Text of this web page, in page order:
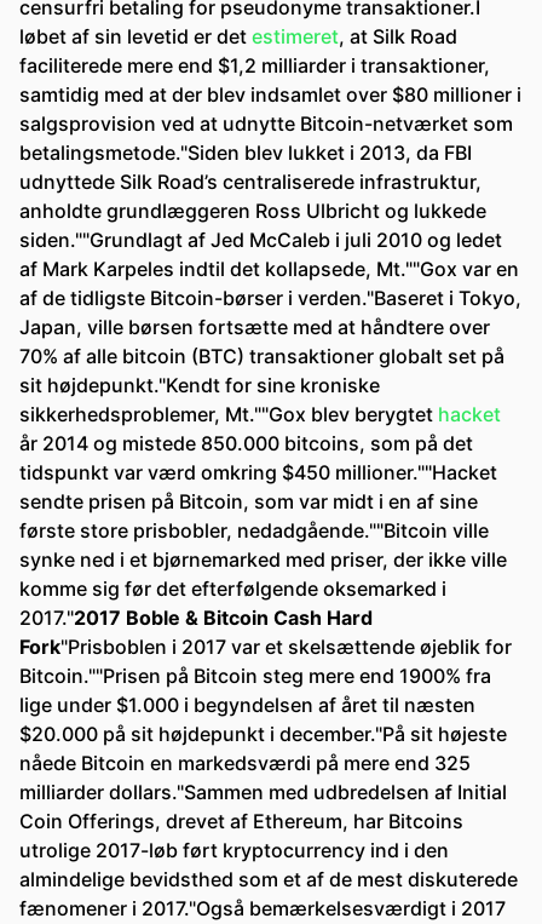
censurfri betaling for pseudonyme transaktioner.I
løbet af sin levetid er det estimeret, at Silk Road
faciliterede mere end $1,2 milliarder i transaktioner,
samtidig med at der blev indsamlet over $80 millioner i
salgsprovision ved at udnytte Bitcoin-netværket som
betalingsmetode."Siden blev lukket i 2013, da FBI
udnyttede Silk Road’s centraliserede infrastruktur,
anholdte grundlæggeren Ross Ulbricht og lukkede
siden.""Grundlagt af Jed McCaleb i juli 2010 og ledet
af Mark Karpeles indtil det kollapsede, Mt.""Gox var en
af de tidligste Bitcoin-børser i verden."Baseret i Tokyo,
Japan, ville børsen fortsætte med at håndtere over
70% af alle bitcoin (BTC) transaktioner globalt set på
sit højdepunkt."Kendt for sine kroniske
sikkerhedsproblemer, Mt.""Gox blev berygtet hacket
år 2014 og mistede 850.000 bitcoins, som på det
tidspunkt var værd omkring $450 millioner.""Hacket
sendte prisen på Bitcoin, som var midt i en af sine
første store prisbobler, nedadgående.""Bitcoin ville
synke ned i et bjørnemarked med priser, der ikke ville
komme sig før det efterfølgende oksemarked i
2017."2017 Boble & Bitcoin Cash Hard
Fork"Prisboblen i 2017 var et skelsættende øjeblik for
Bitcoin.""Prisen på Bitcoin steg mere end 1900% fra
lige under $1.000 i begyndelsen af året til næsten
$20.000 på sit højdepunkt i december."På sit højeste
nåede Bitcoin en markedsværdi på mere end 325
milliarder dollars."Sammen med udbredelsen af ​​Initial
Coin Offerings, drevet af Ethereum, har Bitcoins
utrolige 2017-løb ført kryptocurrency ind i den
almindelige bevidsthed som et af de mest diskuterede
fænomener i 2017."Også bemærkelsesværdigt i 2017